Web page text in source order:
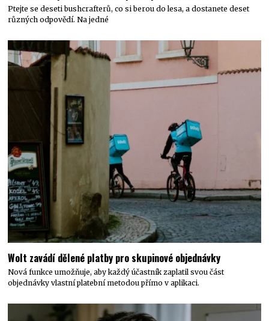
Ptejte se deseti bushcrafterů, co si berou do lesa, a dostanete deset
různých odpovědí. Na jedné
Wolt zavádí dělené platby pro skupinové objednávky
Nová funkce umožňuje, aby každý účastník zaplatil svou část
objednávky vlastní platební metodou přímo v aplikaci.